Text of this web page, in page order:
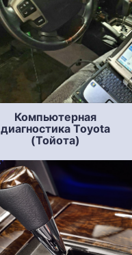
Компьютерная
диагностика Toyota
(Тойота)